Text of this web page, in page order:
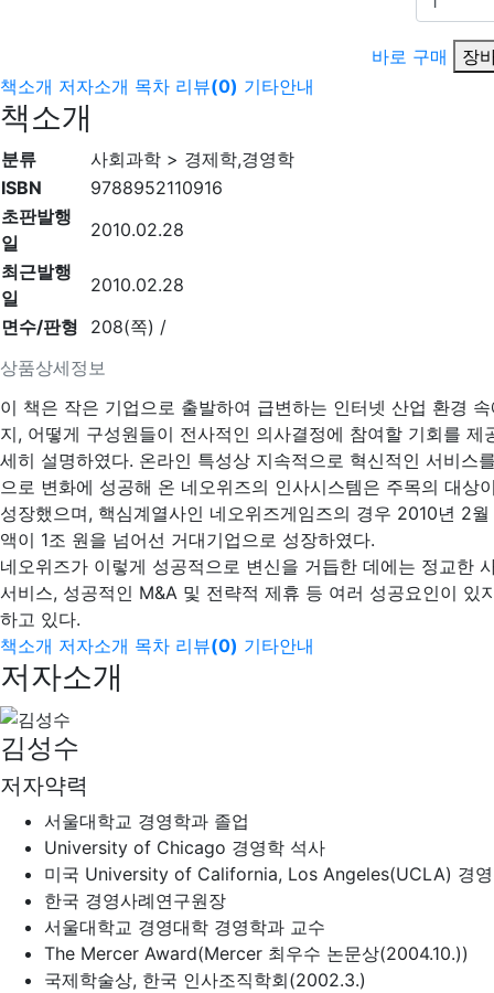
바로 구매
장
책소개 저자소개 목차 리뷰(0) 기타안내
책소개
상품상세정보
분류
사회과학 > 경제학,경영학
ISBN
9788952110916
초판발행
일
2010.02.28
최근발행
일
2010.02.28
면수/판형
208(쪽) /
이 책은 작은 기업으로 출발하여 급변하는 인터넷 산업 환경
지, 어떻게 구성원들이 전사적인 의사결정에 참여할 기회를
세히 설명하였다. 온라인 특성상 지속적으로 혁신적인 서비
으로 변화에 성공해 온 네오위즈의 인사시스템은 주목의 대상
성장했으며, 핵심계열사인 네오위즈게임즈의 경우 2010년 2
액이 1조 원을 넘어선 거대기업으로 성장하였다.
네오위즈가 이렇게 성공적으로 변신을 거듭한 데에는 정교한
서비스, 성공적인 M&A 및 전략적 제휴 등 여러 성공요인이
하고 있다.
책소개 저자소개 목차 리뷰(0) 기타안내
저자소개
김성수
저자약력
서울대학교 경영학과 졸업
University of Chicago 경영학 석사
미국 University of California, Los Angeles(UCLA) 경
한국 경영사례연구원장
서울대학교 경영대학 경영학과 교수
The Mercer Award(Mercer 최우수 논문상(2004.10.))
국제학술상, 한국 인사조직학회(2002.3.)